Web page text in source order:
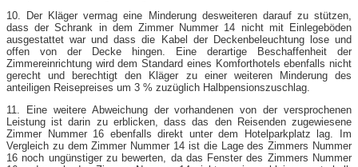
10. Der Kläger vermag eine Minderung desweiteren darauf zu stützen,
dass der Schrank in dem Zimmer Nummer 14 nicht mit Einlegeböden
ausgestattet war und dass die Kabel der Deckenbeleuchtung lose und
offen von der Decke hingen. Eine derartige Beschaffenheit der
Zimmereinrichtung wird dem Standard eines Komforthotels ebenfalls nicht
gerecht und berechtigt den Kläger zu einer weiteren Minderung des
anteiligen Reisepreises um 3 % zuzüglich Halbpensionszuschlag.
11. Eine weitere Abweichung der vorhandenen von der versprochenen
Leistung ist darin zu erblicken, dass das den Reisenden zugewiesene
Zimmer Nummer 16 ebenfalls direkt unter dem Hotelparkplatz lag. Im
Vergleich zu dem Zimmer Nummer 14 ist die Lage des Zimmers Nummer
16 noch ungünstiger zu bewerten, da das Fenster des Zimmers Nummer